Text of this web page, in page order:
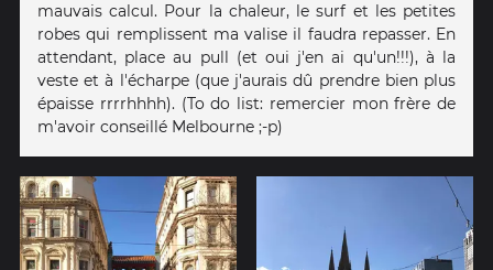
mauvais calcul. Pour la chaleur, le surf et les petites
robes qui remplissent ma valise il faudra repasser. En
attendant, place au pull (et oui j'en ai qu'un!!!), à la
veste et à l'écharpe (que j'aurais dû prendre bien plus
épaisse rrrrhhhh). (To do list: remercier mon frère de
m'avoir conseillé Melbourne ;-p)